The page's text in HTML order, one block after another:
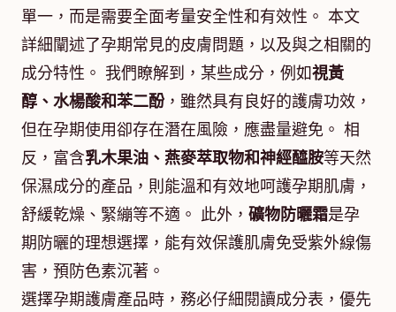
單一，而是需要全面考量安全性和有效性。 本文
詳細闡述了孕期常見的皮膚問題，以及與之相關的
成分特性。 我們瞭解到，某些成分，例如視黃
醇、水楊酸和苯二酚 ，雖然具有良好的護膚功效，
但在孕期使用卻存在潛在風險，應盡量避免。 相
反，富含乳木果油、燕麥萃取物和神經醯胺等天然
保濕成分的產品，則能溫和有效地呵護孕期肌膚，
舒緩乾燥、緊繃等不適。 此外， 礦物防曬霜是孕
期防曬的理想選擇，能有效保護肌膚免受紫外線傷
害，預防色素沉著。
選擇孕期護膚產品時，務必仔細閱讀成分表，優先